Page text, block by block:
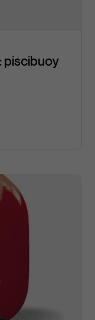
piscibuoy